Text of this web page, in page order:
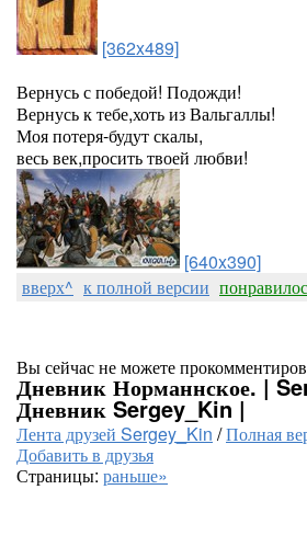
[362x489]
Вернусь с победой! Подожди!
Вернусь к тебе,хоть из Вальгаллы!
Моя потеря-будут скалы,
весь век,просить твоей любви!
[640x390]
вверх^ к полной версии
Вы сейчас не можете
Дневник Норманнское. |
Дневник Sergey_Kin |
Лента друзей Sergey_Kin /Полная
Добавить в друзья
Страницы: раньше»